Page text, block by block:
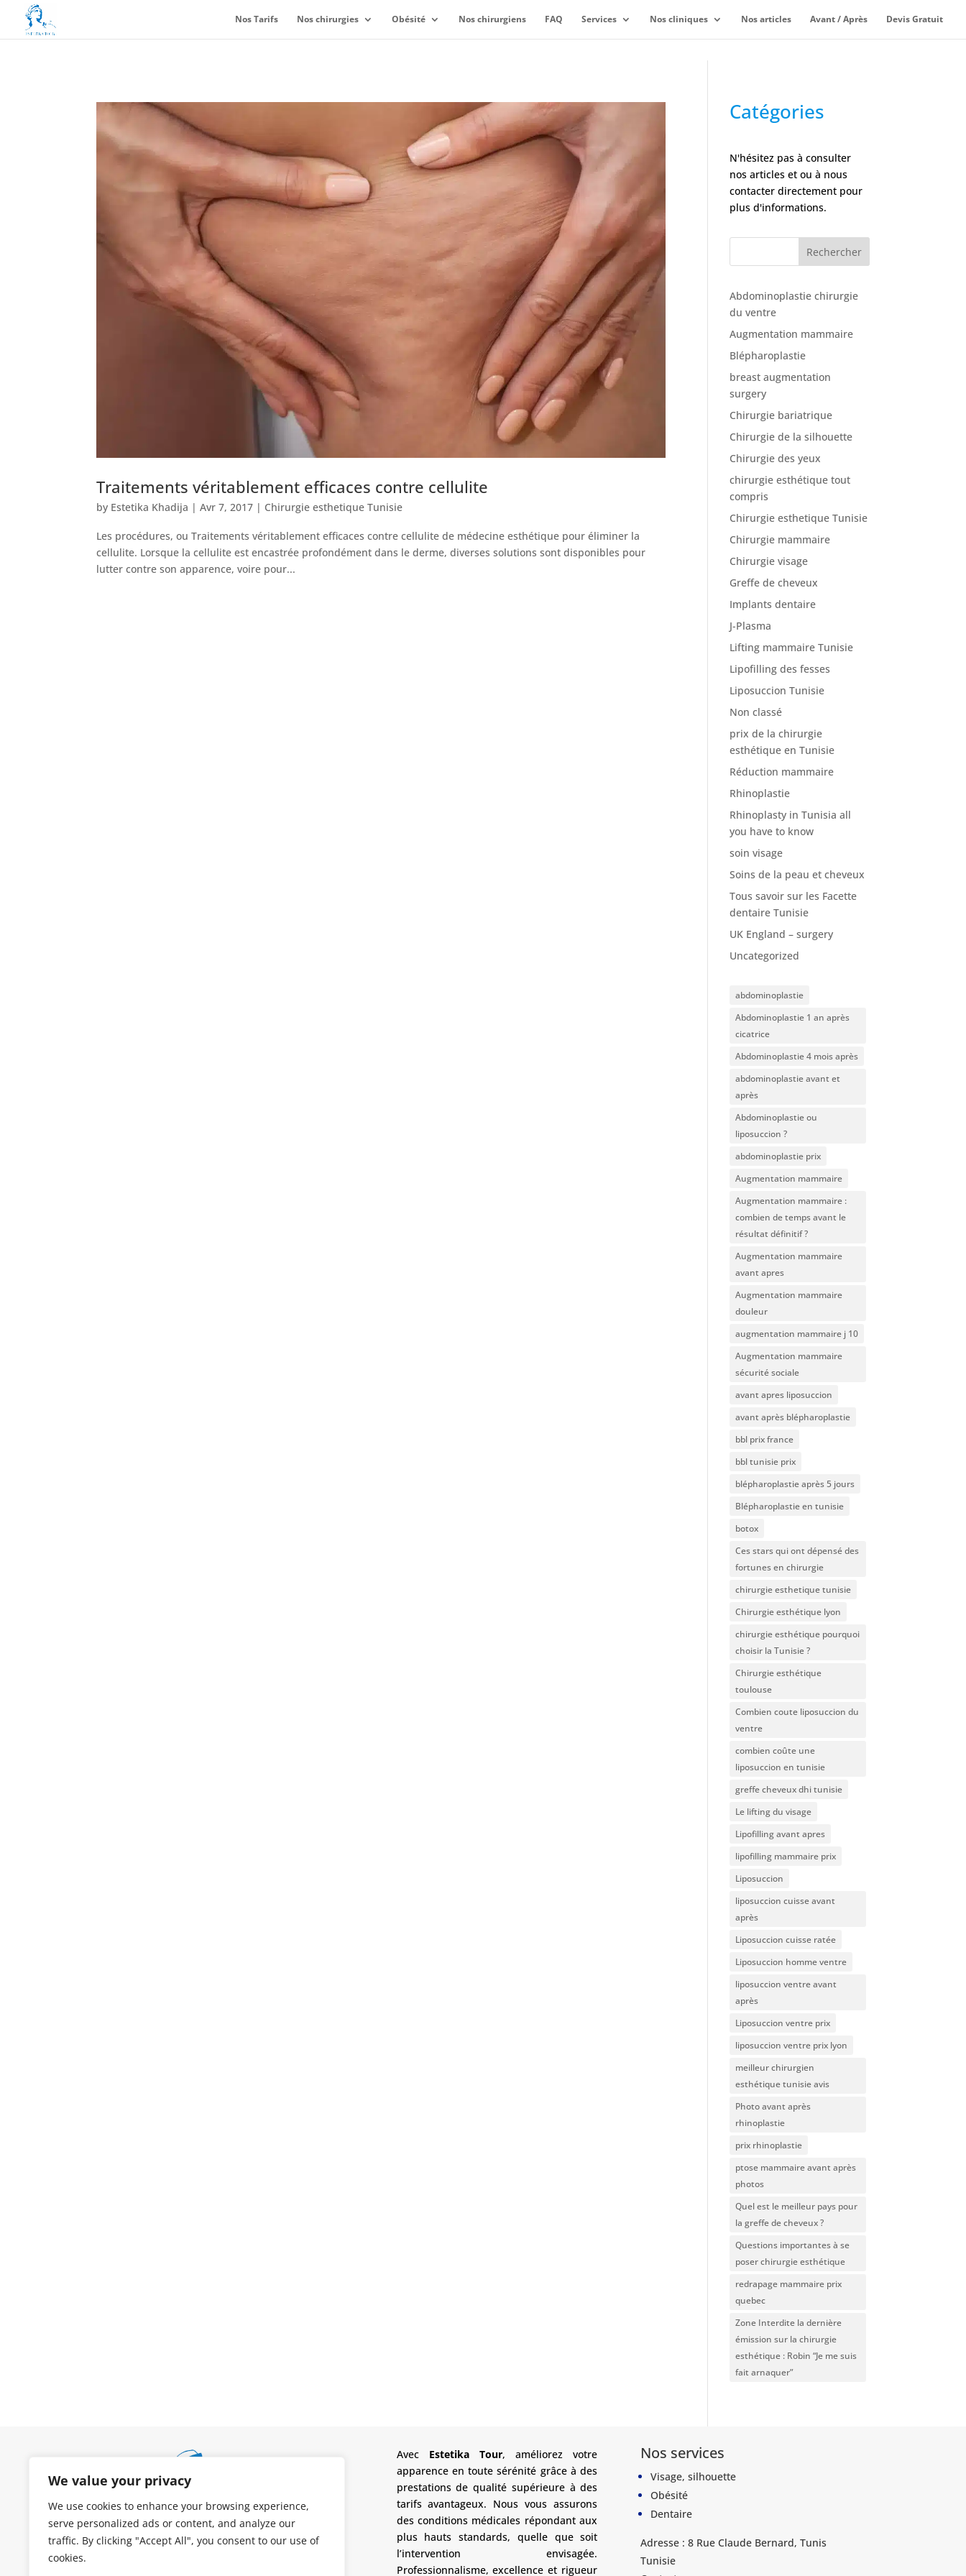
We value your privacy
We use cookies to enhance your browsing experience,
serve personalized ads or content, and analyze our
traffic. By clicking "Accept All", you consent to our use of
cookies.
Nos Tarifs Nos chirurgies Obésité Nos chirurgiens FAQ Services Nos cliniques Nos articles Avant / Après Devis Gratuit
Traitements véritablement efficaces contre cellulite
by Estetika Khadija |Avr 7, 2017 | Chirurgie esthetique Tunisie
Les procédures, ou Traitements véritablement efficaces contre cellulite de médecine esthétique pour éliminer la
cellulite. Lorsque la cellulite est encastrée profondément dans le derme, diverses solutions sont disponibles pour
lutter contre son apparence, voire pour...
Catégories
N'hésitez pas à consulter
nos articles et ou à nous
contacter directement pour
plus d'informations.
Rechercher
Abdominoplastie chirurgie
du ventre
Augmentation mammaire
Blépharoplastie
breast augmentation
surgery
Chirurgie bariatrique
Chirurgie de la silhouette
Chirurgie des yeux
chirurgie esthétique tout
compris
Chirurgie esthetique Tunisie
Chirurgie mammaire
Chirurgie visage
Greffe de cheveux
Implants dentaire
J-Plasma
Lifting mammaire Tunisie
Lipofilling des fesses
Liposuccion Tunisie
Non classé
prix de la chirurgie
esthétique en Tunisie
Réduction mammaire
Rhinoplastie
Rhinoplasty in Tunisia all
you have to know
soin visage
Soins de la peau et cheveux
Tous savoir sur les Facette
dentaire Tunisie
UK England – surgery
Uncategorized
abdominoplastie
Abdominoplastie 1 an après
cicatrice
Abdominoplastie 4 mois après
abdominoplastie avant et
après
Abdominoplastie ou
liposuccion ?
abdominoplastie prix
Augmentation mammaire
Augmentation mammaire :
combien de temps avant le
résultat définitif ?
Augmentation mammaire
avant apres
Augmentation mammaire
douleur
augmentation mammaire j 10
Augmentation mammaire
sécurité sociale
avant apres liposuccion
avant après blépharoplastie
bbl prix france
bbl tunisie prix
blépharoplastie après 5 jours
Blépharoplastie en tunisie
botox
Ces stars qui ont dépensé des
fortunes en chirurgie
chirurgie esthetique tunisie
Chirurgie esthétique lyon
chirurgie esthétique pourquoi
choisir la Tunisie ?
Chirurgie esthétique
toulouse
Combien coute liposuccion du
ventre​
combien coûte une
liposuccion en tunisie
greffe cheveux dhi tunisie
Le lifting du visage
Lipofilling avant apres
lipofilling mammaire prix
Liposuccion
liposuccion cuisse avant
après
Liposuccion cuisse ratée
Liposuccion homme ventre
liposuccion ventre avant
après
Liposuccion ventre prix
liposuccion ventre prix lyon
meilleur chirurgien
esthétique tunisie avis
Photo avant après
rhinoplastie
prix rhinoplastie
ptose mammaire avant après
photos
Quel est le meilleur pays pour
la greffe de cheveux ?
Questions importantes à se
poser chirurgie esthétique
redrapage mammaire prix
quebec
Zone Interdite la dernière
émission sur la chirurgie
esthétique : Robin “Je me suis
fait arnaquer”
Avec Estetika Tour, améliorez votre
apparence en toute sérénité grâce à des
prestations de qualité supérieure à des
tarifs avantageux. Nous vous assurons
des conditions médicales répondant aux
plus hauts standards, quelle que soit
l’intervention envisagée.
Professionnalisme, excellence et rigueur
Nos services
Visage, silhouette
Obésité
Dentaire
Adresse : 8 Rue Claude Bernard, Tunis
Tunisie